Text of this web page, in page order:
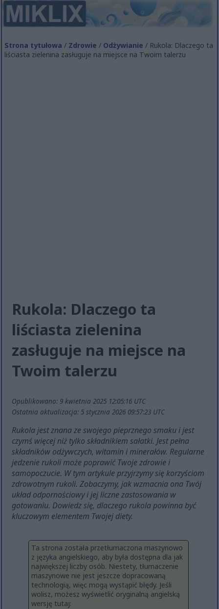
Strona tytułowa / Zdrowie / Odżywianie / Rukola: Dlaczego ta
liściasta zielenina zasługuje na miejsce na Twoim talerzu
Rukola: Dlaczego ta
liściasta zielenina
zasługuje na miejsce na
Twoim talerzu
Opublikowano: 9 kwietnia 2025 12:05:16 UTC
Ostatnia aktualizacja: 5 stycznia 2026 09:57:23 UTC
Rukola jest znana ze swojego pieprznego smaku i jest
czymś więcej niż tylko składnikiem sałatki. Jest pełna
składników odżywczych, witamin i minerałów. Regularne
jedzenie rukoli może poprawić Twoje zdrowie i
samopoczucie. W tym artykule przyjrzymy się korzyściom
zdrowotnym rukoli. Zobaczymy, jak wzmacnia ona Twój
układ odpornościowy i jej liczne zastosowania w
gotowaniu. Dowiedz się, dlaczego rukola powinna być
kluczowym elementem Twojej diety.
Ta strona została przetłumaczona maszynowo
z języka angielskiego, aby była dostępna dla jak
największej liczby osób. Niestety, tłumaczenie
maszynowe nie jest jeszcze dopracowaną
technologią, więc mogą wystąpić błędy. Jeśli
wolisz, możesz wyświetlić oryginalną angielską
wersję tutaj: